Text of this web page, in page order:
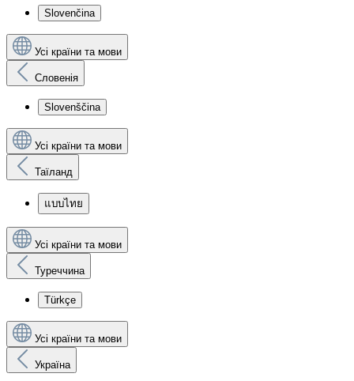
Slovenčina
Усі країни та мови
Словенія
Slovenščina
Усі країни та мови
Таїланд
แบบไทย
Усі країни та мови
Туреччина
Türkçe
Усі країни та мови
Україна